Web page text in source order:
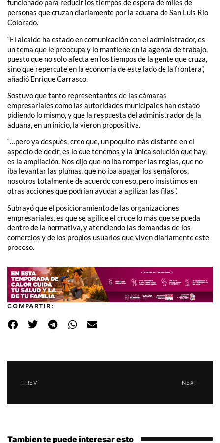
funcionado para reducir los tiempos de espera de miles de
personas que cruzan diariamente por la aduana de San Luis Rio
Colorado.
“El alcalde ha estado en comunicación con el administrador, es
un tema que le preocupa y lo mantiene en la agenda de trabajo,
puesto que no solo afecta en los tiempos de la gente que cruza,
sino que repercute en la economía de este lado de la frontera”,
añadió Enrique Carrasco.
Sostuvo que tanto representantes de las cámaras
empresariales como las autoridades municipales han estado
pidiendo lo mismo, y que la respuesta del administrador de la
aduana, en un inicio, la vieron propositiva.
“…pero ya después, creo que, un poquito más distante en el
aspecto de decir, es lo que tenemos y la única solución que hay,
es la ampliación. Nos dijo que no iba romper las reglas, que no
iba levantar las plumas, que no iba apagar los semáforos,
nosotros totalmente de acuerdo con eso, pero insistimos en
otras acciones que podrían ayudar a agilizar las filas”.
Subrayó que el posicionamiento de las organizaciones
empresariales, es que se agilice el cruce lo más que se pueda
dentro de la normativa, y atendiendo las demandas de los
comercios y de los propios usuarios que viven diariamente este
proceso.
COMPARTIR:
PREV NEXT
Tambien te puede interesar esto